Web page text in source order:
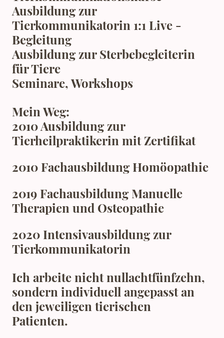
Ausbildung zur
Tierkommunikatorin 1:1 Live -
Begleitung
Ausbildung zur Sterbebegleiterin
für Tiere
Seminare, Workshops
Mein Weg:
2010 Ausbildung zur
Tierheilpraktikerin mit Zertifikat
2010 Fachausbildung Homöopathie
2019 Fachausbildung Manuelle
Therapien und Osteopathie
2020 Intensivausbildung zur
Tierkommunikatorin
Ich arbeite nicht nullachtfünfzehn,
sondern individuell angepasst an
den jeweiligen tierischen
Patienten.